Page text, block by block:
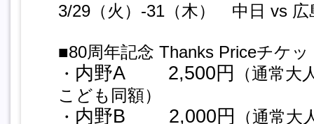
3/29（火）-31（木） 中日 vs 広
■80周年記念 Thanks Priceチケッ
・ 内野A 2,500円
（通常
こども同額）
・ 内野B 2,000円
（通常